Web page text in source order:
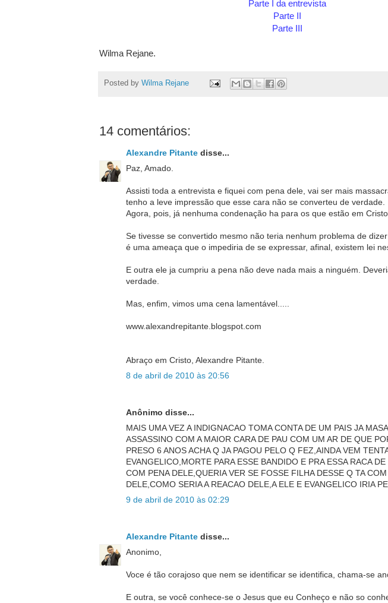
Parte I da entrevista
Parte II
Parte III
Wilma Rejane.
Posted by Wilma Rejane
14 comentários:
Alexandre Pitantedisse...
Paz, Amado.
Assisti toda a entrevista e fiquei com pena dele, vai ser mais
tenho a leve impressão que esse cara não se converteu de verdade.
Agora, pois, já nenhuma condenação ha para os que estão em
Se tivesse se convertido mesmo não teria nenhum problema de
é uma ameaça que o impediria de se expressar, afinal, existem lei
E outra ele ja cumpriu a pena não deve nada mais a ninguém.
verdade.
Mas, enfim, vimos uma cena lamentável.....
www.alexandrepitante.blogspot.com
Abraço em Cristo, Alexandre Pitante.
8 de abril de 2010 às 20:56
Anônimo disse...
MAIS UMA VEZ A INDIGNACAO TOMA CONTA DE UM PAIS JA
ASSASSINO COM A MAIOR CARA DE PAU COM UM AR DE QUE
PRESO 6 ANOS ACHA Q JA PAGOU PELO Q FEZ,AINDA VEM
EVANGELICO,MORTE PARA ESSE BANDIDO E PRA ESSA RACA
COM PENA DELE,QUERIA VER SE FOSSE FILHA DESSE Q TA COM
DELE,COMO SERIA A REACAO DELE,A ELE E EVANGELICO IRIA
9 de abril de 2010 às 02:29
Alexandre Pitantedisse...
Anonimo,
Voce é tão corajoso que nem se identificar se identifica, chama-se
E outra, se você conhece-se o Jesus que eu Conheço e não so